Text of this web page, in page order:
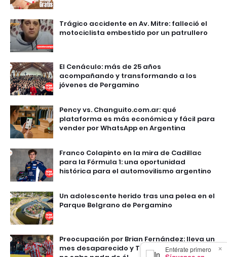
×
Entérate primero
Trágico accidente en Av. Mitre: falleció el
motociclista embestido por un patrullero
El Cenáculo: más de 25 años
acompañando y transformando a los
jóvenes de Pergamino
Pency vs. Changuito.com.ar: qué
plataforma es más económica y fácil para
vender por WhatsApp en Argentina
Franco Colapinto en la mira de Cadillac
para la Fórmula 1: una oportunidad
histórica para el automovilismo argentino
Un adolescente herido tras una pelea en el
Parque Belgrano de Pergamino
Preocupación por Brian Fernández: lleva un
mes desaparecido y Talleres de Escalada